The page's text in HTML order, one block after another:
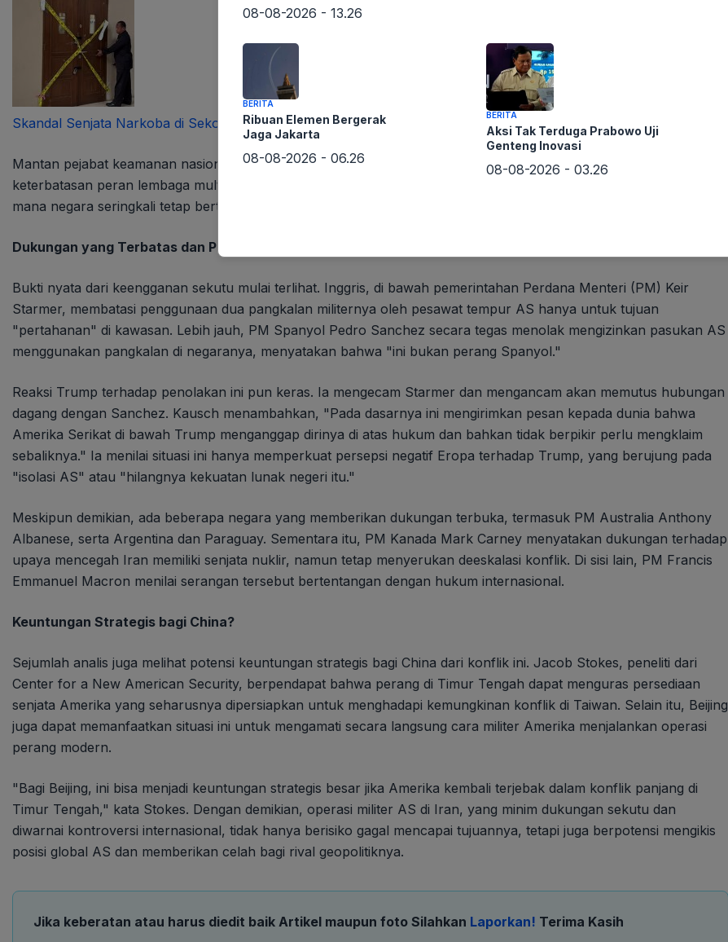
Skandal Senjata Narkoba di Sekolah Jaksel Geger
Mantan pejabat keamanan nasional AS, Nadia Schadlow, mengakui bahwa konflik Iran ini menunjukkan
keterbatasan peran lembaga multilateral seperti Perserikatan Bangsa-Bangsa (PBB) dalam mencegah perang, di
mana negara seringkali tetap bertindak sendiri ketika merasa keamanan nasionalnya terancam.
Dukungan yang Terbatas dan Penolakan Terbuka
Bukti nyata dari keengganan sekutu mulai terlihat. Inggris, di bawah pemerintahan Perdana Menteri (PM) Keir
Starmer, membatasi penggunaan dua pangkalan militernya oleh pesawat tempur AS hanya untuk tujuan
"pertahanan" di kawasan. Lebih jauh, PM Spanyol Pedro Sanchez secara tegas menolak mengizinkan pasukan AS
menggunakan pangkalan di negaranya, menyatakan bahwa "ini bukan perang Spanyol."
Reaksi Trump terhadap penolakan ini pun keras. Ia mengecam Starmer dan mengancam akan memutus hubungan
dagang dengan Sanchez. Kausch menambahkan, "Pada dasarnya ini mengirimkan pesan kepada dunia bahwa
Amerika Serikat di bawah Trump menganggap dirinya di atas hukum dan bahkan tidak berpikir perlu mengklaim
sebaliknya." Ia menilai situasi ini hanya memperkuat persepsi negatif Eropa terhadap Trump, yang berujung pada
"isolasi AS" atau "hilangnya kekuatan lunak negeri itu."
Meskipun demikian, ada beberapa negara yang memberikan dukungan terbuka, termasuk PM Australia Anthony
Albanese, serta Argentina dan Paraguay. Sementara itu, PM Kanada Mark Carney menyatakan dukungan terhadap
upaya mencegah Iran memiliki senjata nuklir, namun tetap menyerukan deeskalasi konflik. Di sisi lain, PM Francis
Emmanuel Macron menilai serangan tersebut bertentangan dengan hukum internasional.
Keuntungan Strategis bagi China?
Sejumlah analis juga melihat potensi keuntungan strategis bagi China dari konflik ini. Jacob Stokes, peneliti dari
Center for a New American Security, berpendapat bahwa perang di Timur Tengah dapat menguras persediaan
senjata Amerika yang seharusnya dipersiapkan untuk menghadapi kemungkinan konflik di Taiwan. Selain itu, Beijing
juga dapat memanfaatkan situasi ini untuk mengamati secara langsung cara militer Amerika menjalankan operasi
perang modern.
"Bagi Beijing, ini bisa menjadi keuntungan strategis besar jika Amerika kembali terjebak dalam konflik panjang di
Timur Tengah," kata Stokes. Dengan demikian, operasi militer AS di Iran, yang minim dukungan sekutu dan
diwarnai kontroversi internasional, tidak hanya berisiko gagal mencapai tujuannya, tetapi juga berpotensi mengikis
posisi global AS dan memberikan celah bagi rival geopolitiknya.
Jika keberatan atau harus diedit baik Artikel maupun foto Silahkan Laporkan! Terima Kasih
08-08-2026 - 13.26
BERITA
Ribuan Elemen Bergerak
Jaga Jakarta
08-08-2026 - 06.26
BERITA
Aksi Tak Terduga Prabowo Uji
Genteng Inovasi
08-08-2026 - 03.26